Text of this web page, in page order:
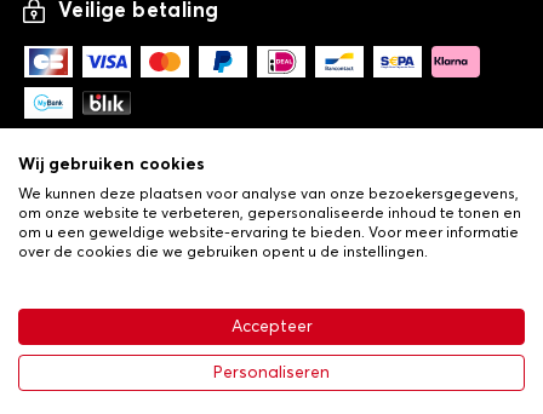
€ 30,24
-25% € 40,32
Veilige betaling
Algemene verkoopvoorwaarden•Privacy- en cookiebeleid
•Livraison
Wij gebruiken cookies
We kunnen deze plaatsen voor analyse van onze bezoekersgegevens,
om onze website te verbeteren, gepersonaliseerde inhoud te tonen en
om u een geweldige website-ervaring te bieden. Voor meer informatie
over de cookies die we gebruiken opent u de instellingen.
Accepteer
Personaliseren